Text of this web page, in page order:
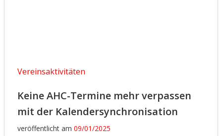
Vereinsaktivitäten
Keine AHC-Termine mehr verpassen
mit der Kalendersynchronisation
veröffentlicht am 09/01/2025